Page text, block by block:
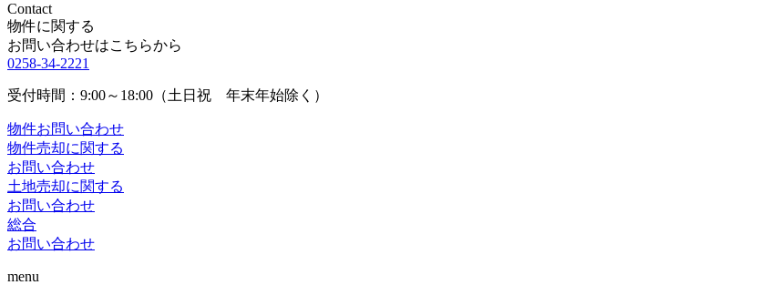
Contact
物件に関する
お問い合わせはこちらから
0258-34-2221
受付時間：9:00～18:00（土日祝 年末年始除く）
物件お問い合わせ
物件売却に関する
お問い合わせ
土地売却に関する
お問い合わせ
総合
お問い合わせ
menu